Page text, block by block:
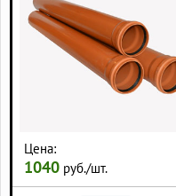
Цена:
1040 руб./шт.